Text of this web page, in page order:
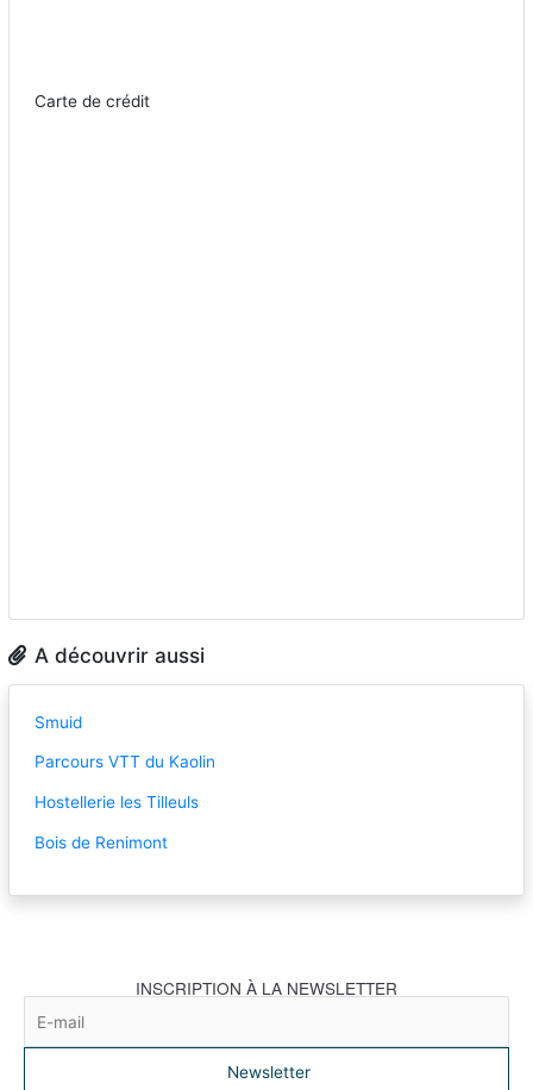
Carte de crédit
A découvrir aussi
Smuid
Parcours VTT du Kaolin
Hostellerie les Tilleuls
Bois de Renimont
INSCRIPTION À LA NEWSLETTER
Newsletter